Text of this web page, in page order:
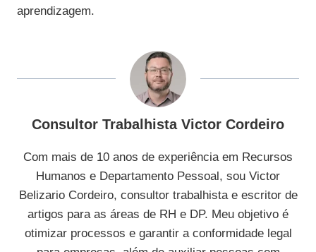
aprendizagem.
Consultor Trabalhista Victor Cordeiro
Com mais de 10 anos de experiência em Recursos
Humanos e Departamento Pessoal, sou Victor
Belizario Cordeiro, consultor trabalhista e escritor de
artigos para as áreas de RH e DP. Meu objetivo é
otimizar processos e garantir a conformidade legal